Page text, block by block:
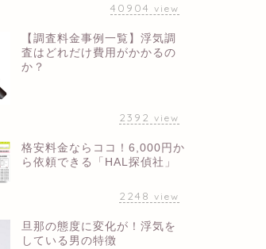
40904 view
【調査料金事例一覧】浮気調
査はどれだけ費用がかかるの
か？
2392 view
格安料金ならココ！6,000円か
ら依頼できる「HAL探偵社」
2248 view
旦那の態度に変化が！浮気を
している男の特徴